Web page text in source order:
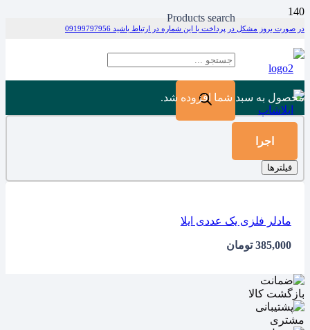
در صورت بروز مشکل در پرداخت با این شماره در ارتباط باشید 09199797956
Products search
محصول به سبد شما افزوده شد.
اجرا
فیلترها
مادلر فلزی یک عددی ایلا
385,000 تومان